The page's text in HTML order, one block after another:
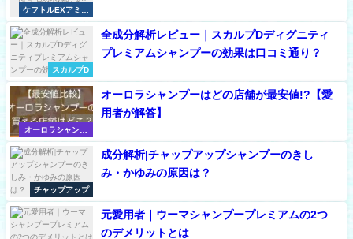
ケフトルEXアミノ
シャンプー
スカルプD
全成分解析レビュー｜スカルプDディグニティ
プレミアムシャンプーの効果は口コミ通り？
オーロラシャンプ
ー
オーロラシャンプーはどの店舗が最安値!?【愛
用者が解答】
チャップアップ
成分解析|チャップアップシャンプーのきし
み・かゆみの原因は？
元愛用者｜ウーマシャンプープレミアムの2つ
のデメリットとは